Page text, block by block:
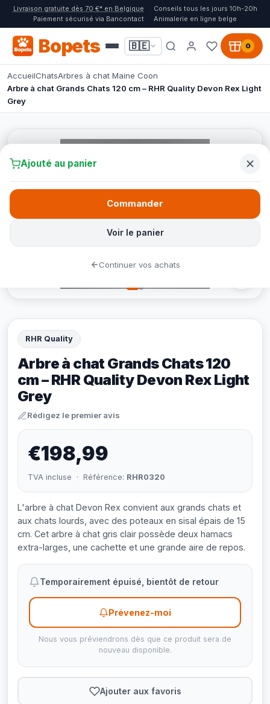
Livraison gratuite dès 70 €* en Belgique
Conseils tous les jours 10h-20h
Paiement sécurisé via Bancontact
Animalerie en ligne belge
Bopets 🇧🇪 0
AccueilChatsArbres à chat Maine Coon
Arbre à chat Grands Chats 120 cm – RHR Quality Devon Rex Light
Grey
RHR Quality
Arbre à chat Grands Chats 120
cm – RHR Quality Devon Rex Light
Grey
Rédigez le premier avis
€198,99
TVA incluse · Référence: RHR0320
L'arbre à chat Devon Rex convient aux grands chats et
aux chats lourds, avec des poteaux en sisal épais de 15
cm. Cet arbre à chat gris clair possède deux hamacs
extra-larges, une cachette et une grande aire de repos.
Temporairement épuisé, bientôt de retour
Prévenez-moi
Nous vous préviendrons dès que ce produit sera de
nouveau disponible.
Ajouter aux favoris
Ajouté au panier
Voir le panier
Commander
Continuer vos achats